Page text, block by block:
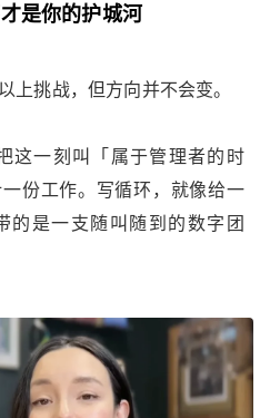
是你的护城河
上挑战，但方向并不会变。
这一刻叫「属于管理者的时
份工作。写循环，就像给一
的是一支随叫随到的数字团